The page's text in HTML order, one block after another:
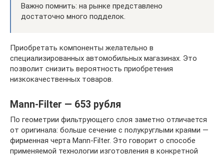
Важно помнить: на рынке представлено
достаточно много подделок.
Приобретать компоненты желательно в
специализированных автомобильных магазинах. Это
позволит снизить вероятность приобретения
низкокачественных товаров.
Mann-Filter — 653 рубля
По геометрии фильтрующего слоя заметно отличается
от оригинала: больше сечение с полукруглыми краями —
фирменная черта Mann-Filter. Это говорит о способе
применяемой технологии изготовления в конкретной